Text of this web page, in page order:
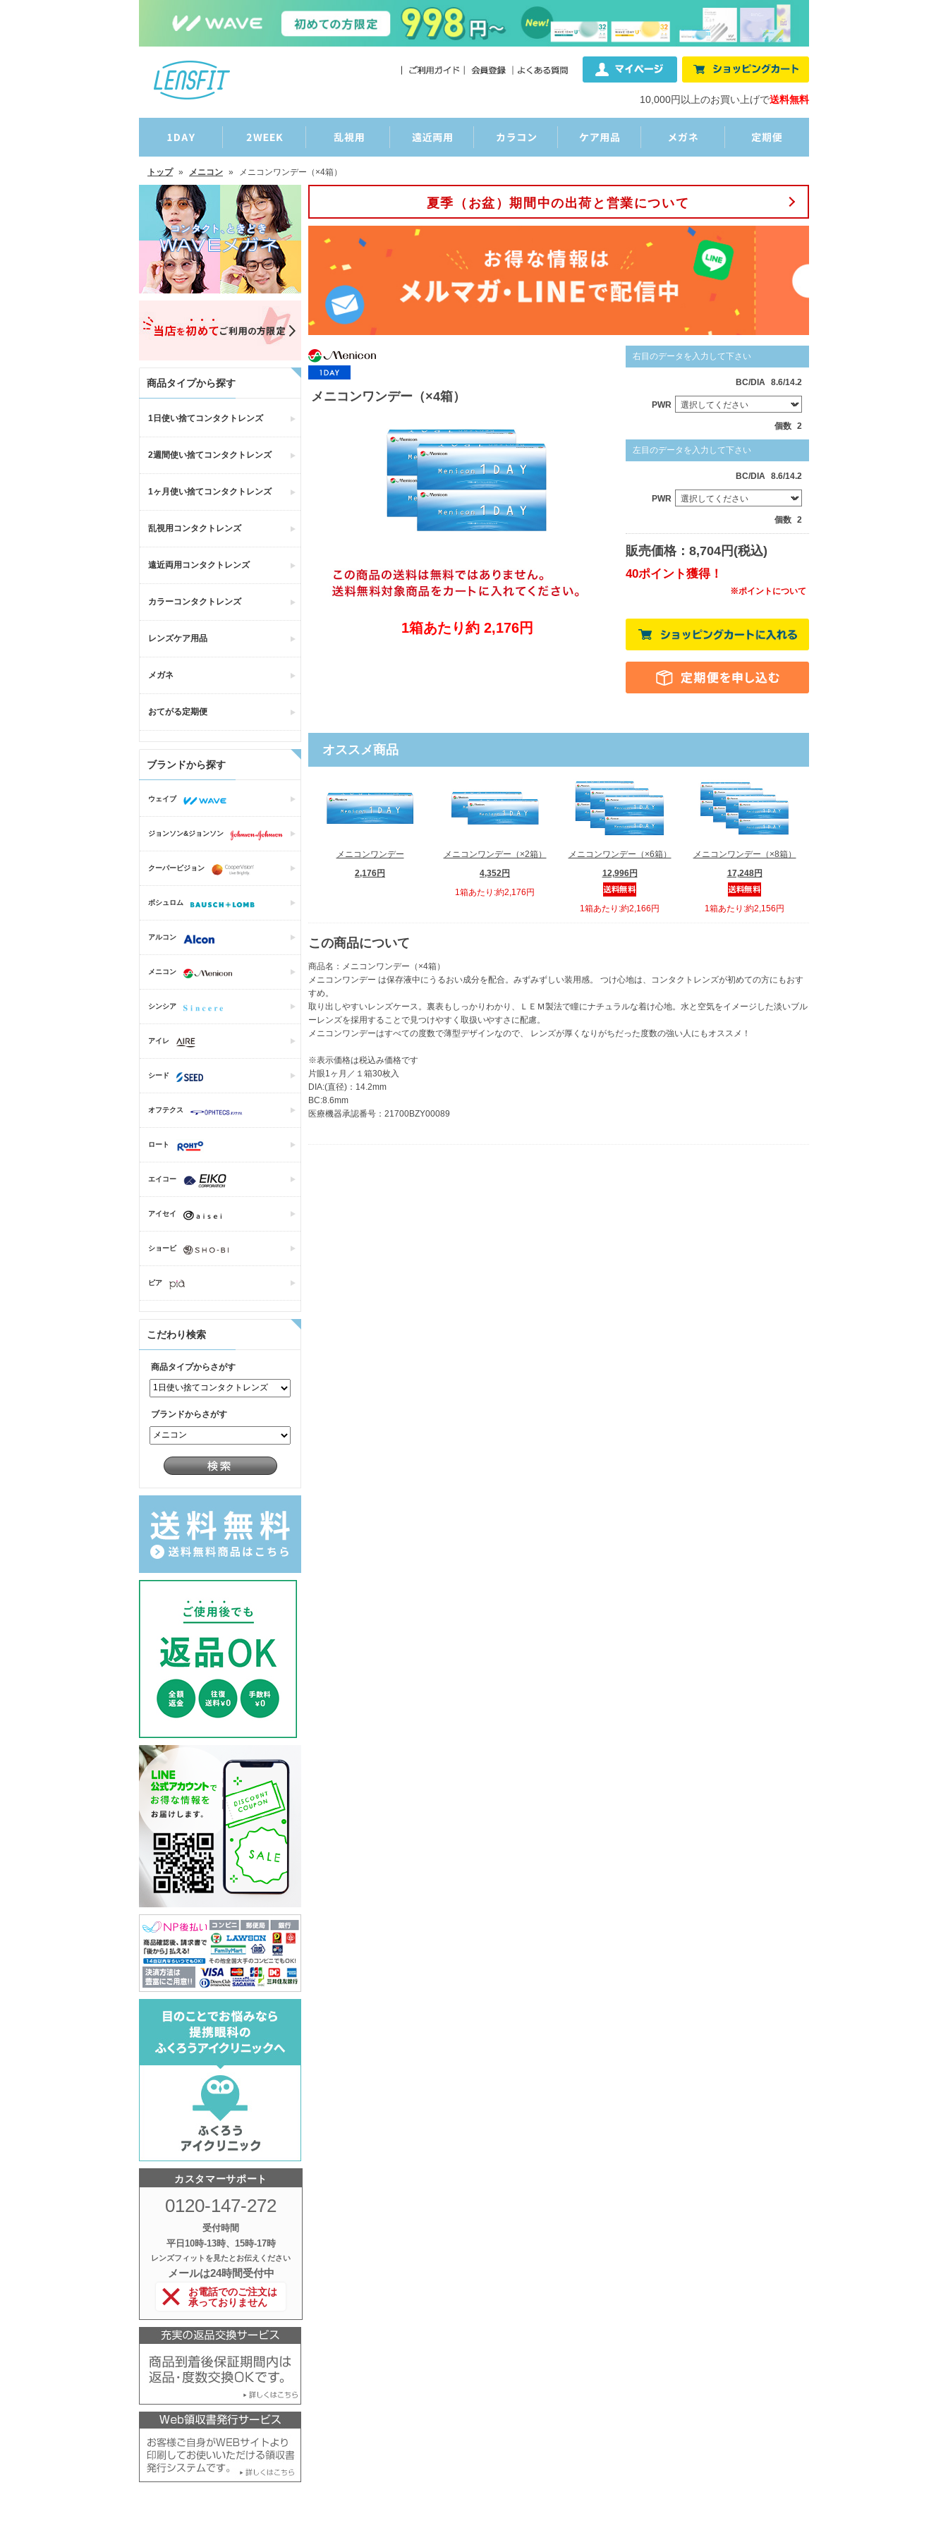
10,000円以上のお買い上げで送料無料
トップ » メニコン » メニコンワンデー（×4箱）
商品タイプから探す
1日使い捨てコンタクトレンズ
2週間使い捨てコンタクトレンズ
1ヶ月使い捨てコンタクトレンズ
乱視用コンタクトレンズ
遠近両用コンタクトレンズ
カラーコンタクトレンズ
レンズケア用品
メガネ
おてがる定期便
ブランドから探す
ウェイブ
ジョンソン&ジョンソン
クーパービジョン
ボシュロム
アルコン
メニコン
シンシア
アイレ
シード
オフテクス
ロート
エイコー
アイセイ
ショービ
ピア
こだわり検索
商品タイプからさがす
ブランドからさがす
カスタマーサポート
0120-147-272
受付時間
平日10時‐13時、15時‐17時
レンズフィットを見たとお伝えください
メールは24時間受付中
お電話でのご注文は
承っておりません
夏季（お盆）期間中の出荷と営業について
メニコンワンデー（×4箱）
1箱あたり約 2,176円
右目のデータを入力して下さい
BC/DIA 8.6/14.2
PWR
個数 2
左目のデータを入力して下さい
BC/DIA 8.6/14.2
PWR
個数 2
販売価格：8,704円(税込)
40ポイント獲得！
※ポイントについて
オススメ商品
メニコンワンデー
2,176円
メニコンワンデー（×2箱）
4,352円
1箱あたり:約2,176円
メニコンワンデー（×6箱）
12,996円
1箱あたり:約2,166円
メニコンワンデー（×8箱）
17,248円
1箱あたり:約2,156円
この商品について
商品名：メニコンワンデー（×4箱）
メニコンワンデー は保存液中にうるおい成分を配合。みずみずしい装用感。 つけ心地は、コンタクトレンズが初めての方にもおす
すめ。
取り出しやすいレンズケース。裏表もしっかりわかり、ＬＥＭ製法で瞳にナチュラルな着け心地。水と空気をイメージした淡いブル
ーレンズを採用することで見つけやすく取扱いやすさに配慮。
メニコンワンデーはすべての度数で薄型デザインなので、 レンズが厚くなりがちだった度数の強い人にもオススメ！
※表示価格は税込み価格です
片眼1ヶ月／１箱30枚入
DIA:(直径)：14.2mm
BC:8.6mm
医療機器承認番号：21700BZY00089